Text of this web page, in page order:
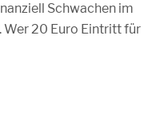
Schwachen im
20 Euro Eintritt für